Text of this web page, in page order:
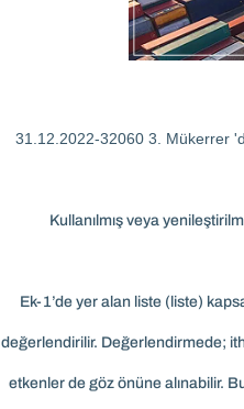
31.12.2022-32060 3. Mükerrer
Kullanılmış veya
Ek-1’de yer alan liste (liste)
değerlendirilir. Değerlendirmede;
etkenler de göz önüne alınabilir.